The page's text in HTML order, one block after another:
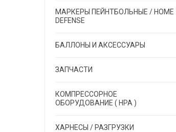
МАРКЕРЫ ПЕЙНТБОЛЬНЫЕ / HOME
DEFENSE
БАЛЛОНЫ И АКСЕССУАРЫ
ЗАПЧАСТИ
КОМПРЕССОРНОЕ
ОБОРУДОВАНИЕ ( HPA )
ХАРНЕСЫ / РАЗГРУЗКИ